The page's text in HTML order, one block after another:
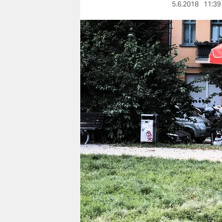
nord
wahrheit
verlag
verlag
veranstaltungen
shop
fragen & hilfe
unterstützen
abo
genossenschaft
5.6.2018